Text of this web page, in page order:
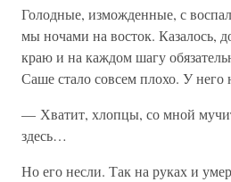
Голодные, изможденные, с
мы ночами на восток. Казалось,
краю и на каждом шагу
Саше стало совсем плохо. У него
— Хватит, хлопцы, со мной
здесь…
Но его несли. Так на руках и